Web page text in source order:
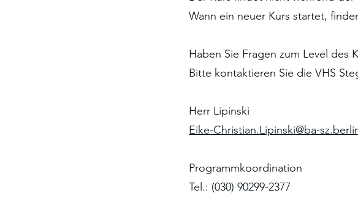
Wann ein neuer Kurs startet,
Haben Sie Fragen zum Level des
Bitte kontaktieren Sie die VHS
Herr Lipinski
Eike-Christian.Lipinski@ba-
Programmkoordination
Tel.: (030) 90299-2377